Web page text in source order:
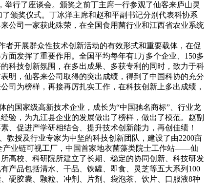
行了座谈会。颁奖之前丁主席一行参观了仙客来庐山灵
颁奖仪式。丁冰洋主席和赵和平副书记分别代表科协系
公司一家获此殊荣，在全国食用菌行业和江西省农业系统
开展群众性技术创新活动的有效形式和重要载体，在促
面发挥了重要作用。全国平均每年有1万多个企业、150多
科技创新氛围，在多出成果、多获专利的同时，致力于科
明，仙客来公司取得的突出成绩，得到了中国科协的充分
司为榜样，再接再厉扎实工作，在科技创新上多出成绩，
国家级高新技术企业，成长为“中国驰名商标”、行业龙
验，为九江县企业的发展做出了榜样，做出了模范。赵副
、促进产学研相结合、提升技术创新能力，再创佳绩！
授及行业专家为中坚的科技创新团队，建设了由2200亩
产业链可视工厂，中国首家地衣菌藻类院士工作站——仙
高校、科研院所建立了长期、稳定的协同创新、科技研发
产品包括清水、干品、铁罐、即食、灵芝等五大系列100
硬胶囊、颗粒、冲剂、片剂、袋泡茶、饮片、口服液8种